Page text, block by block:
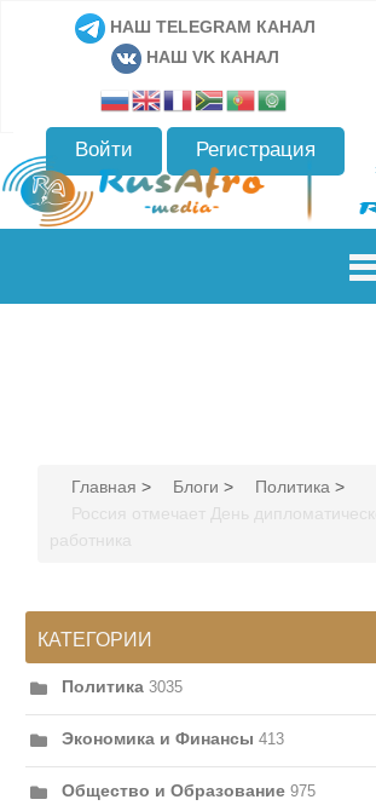
НАШ TELEGRAM КАНАЛ
НАШ VK КАНАЛ
Войти Регистрация
Главная > Блоги > Политика >
Россия отмечает День
работника
КАТЕГОРИИ
Политика 3035
Экономика и Финансы 413
Общество и Образование 975